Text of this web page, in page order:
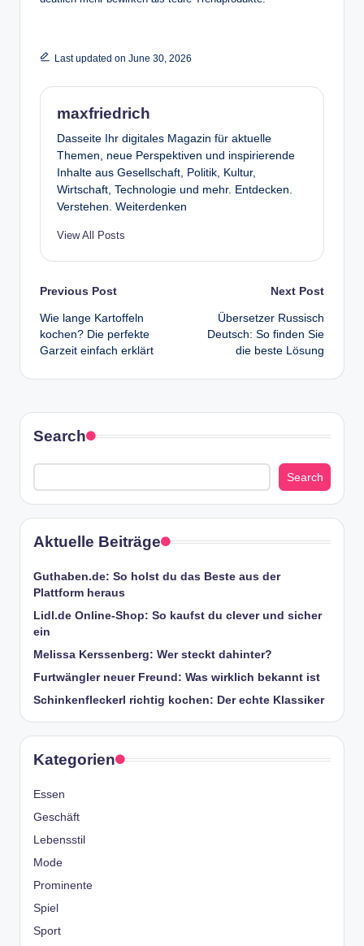
Last updated on June 30, 2026
maxfriedrich
Dasseite Ihr digitales Magazin für aktuelle
Themen, neue Perspektiven und inspirierende
Inhalte aus Gesellschaft, Politik, Kultur,
Wirtschaft, Technologie und mehr. Entdecken.
Verstehen. Weiterdenken
View All Posts
Post
navigation
Previous Post
Wie lange Kartoffeln
kochen? Die perfekte
Garzeit einfach erklärt
Next Post
Übersetzer Russisch
Deutsch: So finden Sie
die beste Lösung
Search
Search
Aktuelle Beiträge
Guthaben.de: So holst du das Beste aus der
Plattform heraus
Lidl.de Online-Shop: So kaufst du clever und sicher
ein
Melissa Kerssenberg: Wer steckt dahinter?
Furtwängler neuer Freund: Was wirklich bekannt ist
Schinkenfleckerl richtig kochen: Der echte Klassiker
Kategorien
Essen
Geschäft
Lebensstil
Mode
Prominente
Spiel
Sport